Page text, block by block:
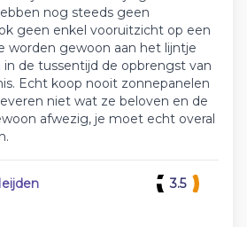
nog steeds geen
geen enkel vooruitzicht op een
worden gewoon aan het lijntje
de tussentijd de opbrengst van
Echt koop nooit zonnepanelen
niet wat ze beloven en de
afwezig, je moet echt overal
3.5